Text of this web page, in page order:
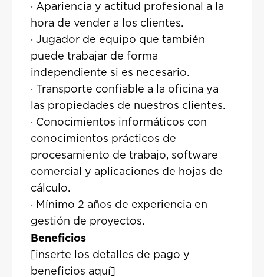
· Apariencia y actitud profesional a la
hora de vender a los clientes.
· Jugador de equipo que también
puede trabajar de forma
independiente si es necesario.
· Transporte confiable a la oficina ya
las propiedades de nuestros clientes.
· Conocimientos informáticos con
conocimientos prácticos de
procesamiento de trabajo, software
comercial y aplicaciones de hojas de
cálculo.
· Mínimo 2 años de experiencia en
gestión de proyectos.
Beneficios
[inserte los detalles de pago y
beneficios aquí]